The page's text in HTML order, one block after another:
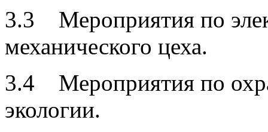
3.3 Мероприятия по
механического цеха.
3.4 Мероприятия по
экологии.